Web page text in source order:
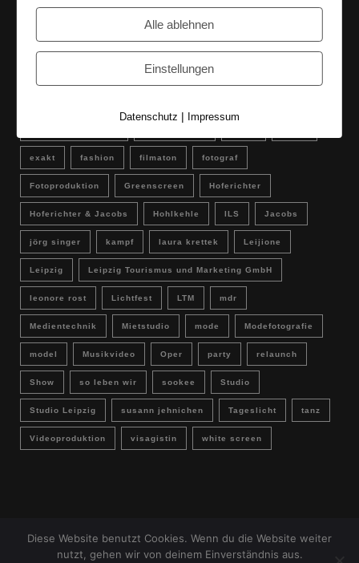
Schlagwörter
exakt fashion filmaton fotograf
Fotoproduktion Greenscreen Hoferichter
Hoferichter & Jacobs Hohlkehle ILS Jacobs
jörg singer kampf laura krettek Leijione
Leipzig Leipzig Tourismus und Marketing GmbH
leonore rost Lichtfest LTM mdr
Medientechnik Mietstudio mode Modefotografie
model Musikvideo Oper party relaunch
Show so leben wir sookee Studio
Studio Leipzig susann jehnichen Tageslicht tanz
Videoproduktion visagistin white screen
IMPRESSUM & DATENSCHUTZ Buchungsanfrage
Diese Website benutzt Cookies. Wenn du die Website weiter
nutzt, gehen wir von deinem Einverständnis aus.
Alle ablehnen
Einstellungen
Datenschutz | Impressum